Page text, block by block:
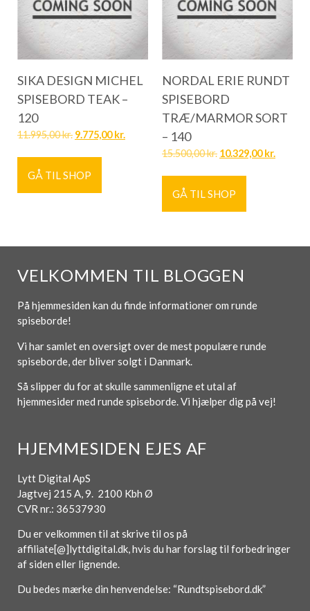
SIKA DESIGN MICHEL
SPISEBORD TEAK –
120
11.995,00kr. 9.775,00kr.
GÅ TIL SHOP
NORDAL ERIE RUNDT
SPISEBORD
TRÆ/MARMOR SORT
– 140
15.500,00kr. 10.329,00kr.
GÅ TIL SHOP
VELKOMMEN TIL BLOGGEN
På hjemmesiden kan du finde informationer om runde
spiseborde!
Vi har samlet en oversigt over de mest populære runde
spiseborde, der bliver solgt i Danmark.
Så slipper du for at skulle sammenligne et utal af
hjemmesider med runde spiseborde. Vi hjælper dig på vej!
HJEMMESIDEN EJES AF
Lytt Digital ApS
Jagtvej 215 A, 9. 2100 Kbh Ø
CVR nr.: 36537930
Du er velkommen til at skrive til os på
affiliate[@]lyttdigital.dk, hvis du har forslag til forbedringer
af siden eller lignende.
Du bedes mærke din henvendelse: “Rundtspisebord.dk”